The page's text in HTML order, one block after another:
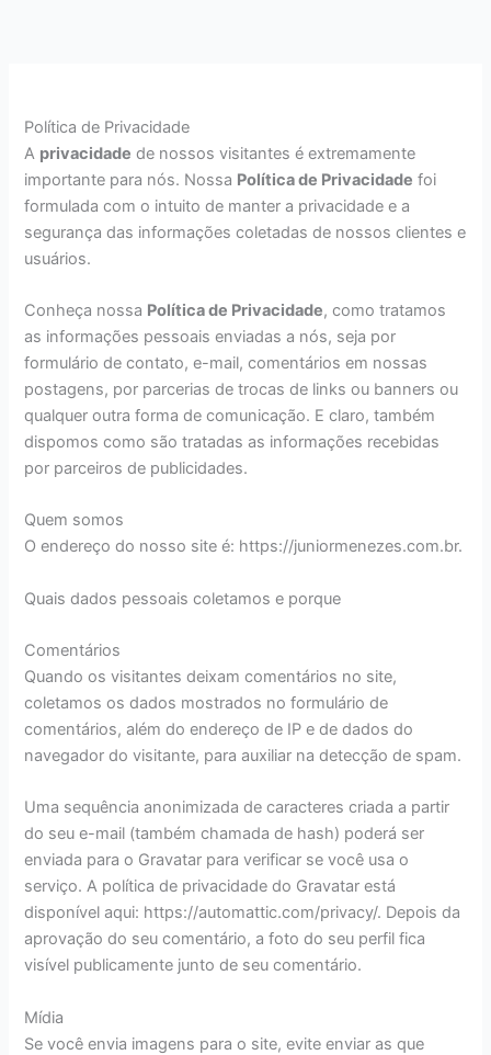
Política de Privacidade
A privacidade de nossos visitantes é extremamente
importante para nós. Nossa Política de Privacidade foi
formulada com o intuito de manter a privacidade e a
segurança das informações coletadas de nossos clientes e
usuários.
Conheça nossa Política de Privacidade, como tratamos
as informações pessoais enviadas a nós, seja por
formulário de contato, e-mail, comentários em nossas
postagens, por parcerias de trocas de links ou banners ou
qualquer outra forma de comunicação. E claro, também
dispomos como são tratadas as informações recebidas
por parceiros de publicidades.
Quem somos
O endereço do nosso site é: https://juniormenezes.com.br.
Quais dados pessoais coletamos e porque
Comentários
Quando os visitantes deixam comentários no site,
coletamos os dados mostrados no formulário de
comentários, além do endereço de IP e de dados do
navegador do visitante, para auxiliar na detecção de spam.
Uma sequência anonimizada de caracteres criada a partir
do seu e-mail (também chamada de hash) poderá ser
enviada para o Gravatar para verificar se você usa o
serviço. A política de privacidade do Gravatar está
disponível aqui: https://automattic.com/privacy/. Depois da
aprovação do seu comentário, a foto do seu perfil fica
visível publicamente junto de seu comentário.
Mídia
Se você envia imagens para o site, evite enviar as que